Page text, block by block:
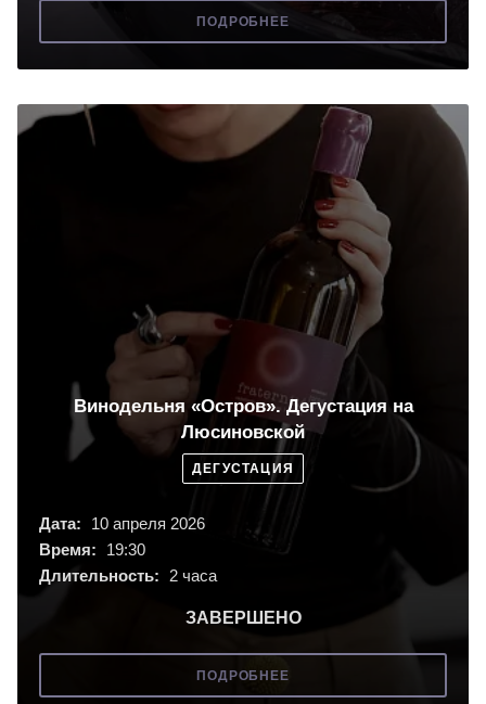
ПОДРОБНЕЕ
Винодельня «Остров». Дегустация на
Люсиновской
ДЕГУСТАЦИЯ
Дата:
10 апреля 2026
Время:
19:30
Длительность:
2 часа
ЗАВЕРШЕНО
ПОДРОБНЕЕ